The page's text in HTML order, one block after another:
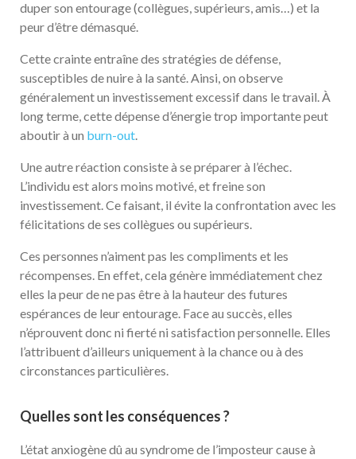
duper son entourage (collègues, supérieurs, amis…) et la
peur d’être démasqué.
Cette crainte entraîne des stratégies de défense,
susceptibles de nuire à la santé. Ainsi, on observe
généralement un investissement excessif dans le travail. À
long terme, cette dépense d’énergie trop importante peut
aboutir à un burn-out.
Une autre réaction consiste à se préparer à l’échec.
L’individu est alors moins motivé, et freine son
investissement. Ce faisant, il évite la confrontation avec les
félicitations de ses collègues ou supérieurs.
Ces personnes n’aiment pas les compliments et les
récompenses. En effet, cela génère immédiatement chez
elles la peur de ne pas être à la hauteur des futures
espérances de leur entourage. Face au succès, elles
n’éprouvent donc ni fierté ni satisfaction personnelle. Elles
l’attribuent d’ailleurs uniquement à la chance ou à des
circonstances particulières.
Quelles sont les conséquences ?
L’état anxiogène dû au syndrome de l’imposteur cause à